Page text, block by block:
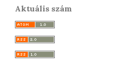
Aktuális szám